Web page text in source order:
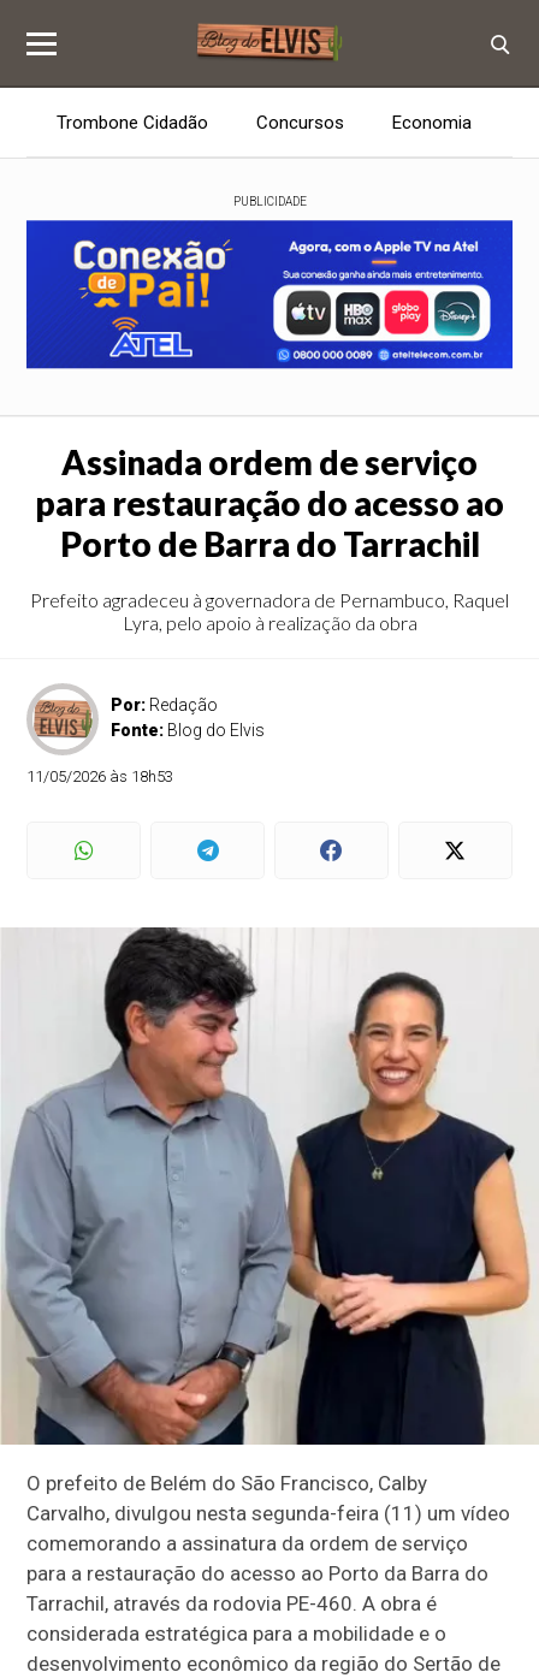
Trombone Cidadão Concursos Economia
PUBLICIDADE
Assinada ordem de serviço
para restauração do acesso ao
Porto de Barra do Tarrachil
Prefeito agradeceu à governadora de Pernambuco, Raquel
Lyra, pelo apoio à realização da obra
Por: Redação
Fonte: Blog do Elvis
11/05/2026 às 18h53
O prefeito de Belém do São Francisco, Calby
Carvalho, divulgou nesta segunda-feira (11) um vídeo
comemorando a assinatura da ordem de serviço
para a restauração do acesso ao Porto da Barra do
Tarrachil, através da rodovia PE-460. A obra é
considerada estratégica para a mobilidade e o
desenvolvimento econômico da região do Sertão de